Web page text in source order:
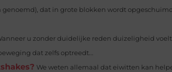
dat in grote blokken wordt
u zonder duidelijke reden duizeligheid
dat zelfs optreedt...
We weten allemaal dat eiwitten kan